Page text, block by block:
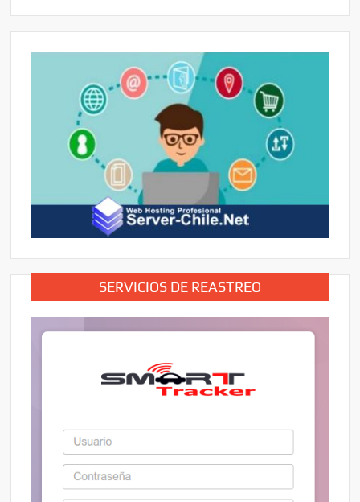
SERVICIOS DE REASTREO